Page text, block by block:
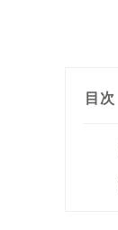
目次